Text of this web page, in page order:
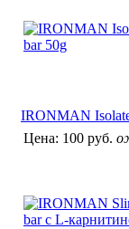
IRONMAN
Цена: 100 руб.